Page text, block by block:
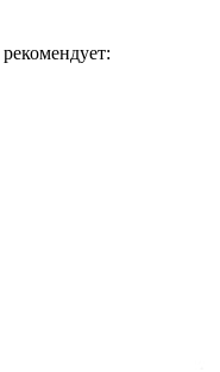
рекомендует: